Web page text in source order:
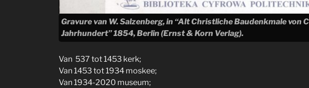
Gravure van W. Salzenberg, in “Alt Christliche Baudenkmale von
Jahrhundert” 1854, Berlin (Ernst & Korn Verlag).
Van 537 tot 1453 kerk;
Van 1453 tot 1934 moskee;
Van 1934-2020 museum;